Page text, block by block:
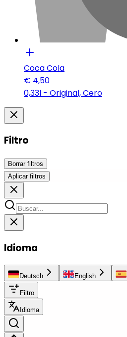
Coca Cola
€ 4,50
0,33l - Original, Cero
Filtro
Borrar filtros
Aplicar filtros
Idioma
Deutsch English
Filtro
Idioma